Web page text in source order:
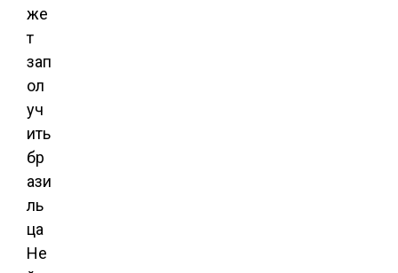
же
т
зап
ол
уч
ить
бр
ази
ль
ца
Не